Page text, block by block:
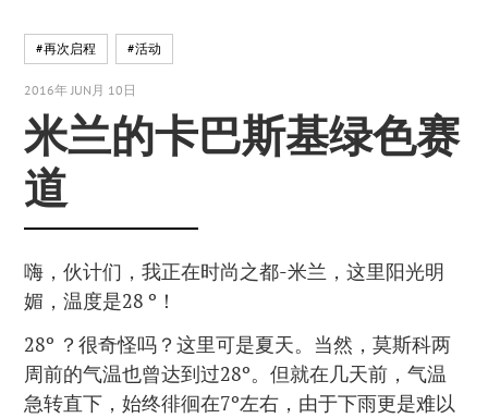
#再次启程 #活动
2016年 JUN月 10日
米兰的卡巴斯基绿色赛
道
嗨，伙计们，我正在时尚之都-米兰，这里阳光明
媚，温度是28 º！
28º ？很奇怪吗？这里可是夏天。当然，莫斯科两
周前的气温也曾达到过28º。但就在几天前，气温
急转直下，始终徘徊在7º左右，由于下雨更是难以